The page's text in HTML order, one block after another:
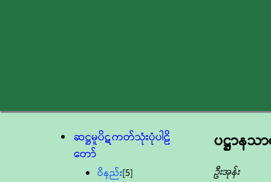
ဆဋ္ဌမူပိဋကတ်သုံးပုံပါဠိ
တော်
ဝိနည်း[5]
ပဋ္ဌာနသ
ဦးအုန်း